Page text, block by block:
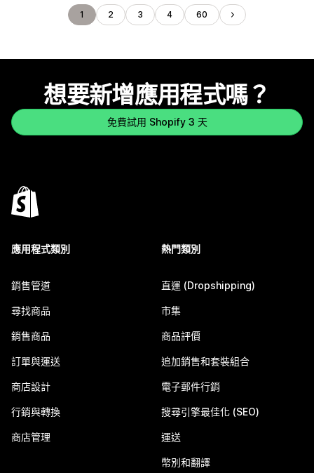
1 2 3 4 60
想要新增應用程式嗎？
免費試用 Shopify 3 天
應用程式類別
銷售管道
尋找商品
銷售商品
訂單與運送
商店設計
行銷與轉換
商店管理
熱門類別
直運 (Dropshipping)
市集
商品評價
追加銷售和套裝組合
電子郵件行銷
搜尋引擎最佳化 (SEO)
運送
幣別和翻譯